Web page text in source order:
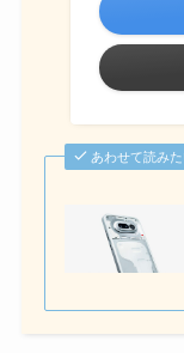
あわせて読み